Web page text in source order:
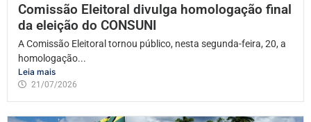
Comissão Eleitoral divulga homologação final
da eleição do CONSUNI
A Comissão Eleitoral tornou público, nesta segunda-feira, 20, a
homologação...
Leia mais
21/07/2026